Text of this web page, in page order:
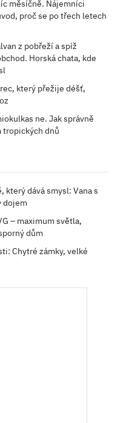
měsíčně. Nájemníci
proč se po třech letech
z pobřeží a spíž
Horská chata, kde
který přežije déšť,
ne. Jak správně
tropických dnů
který dává smysl: Vana s
dojem
– maximum světla,
dům
Chytré zámky, velké